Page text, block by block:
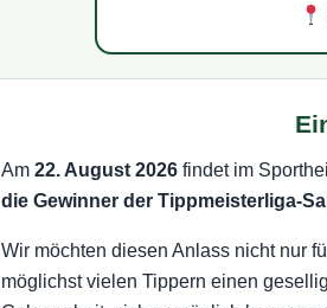
Am 22. August 2026 findet im
die Gewinner der Tippmeisterliga-
Wir möchten diesen Anlass nicht nur
möglichst vielen Tippern einen